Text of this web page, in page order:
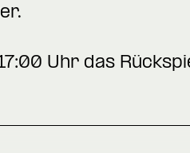
Uhr das